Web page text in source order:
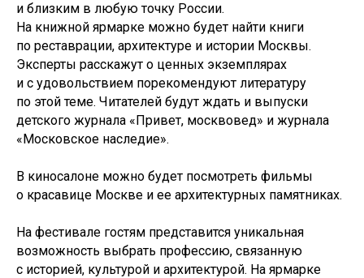
и близким в любую точку России.
На книжной ярмарке можно будет найти книги
по реставрации, архитектуре и истории Москвы.
Эксперты расскажут о ценных экземплярах
и с удовольствием порекомендуют литературу
по этой теме. Читателей будут ждать и выпуски
детского журнала «Привет, москвовед» и журнала
«Московское наследие».
В киносалоне можно будет посмотреть фильмы
о красавице Москве и ее архитектурных памятниках.
На фестивале гостям представится уникальная
возможность выбрать профессию, связанную
с историей, культурой и архитектурой. На ярмарке